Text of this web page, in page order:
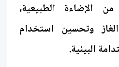
الإضاءة الطبيعية،
وتحسين استخدام
البيئية.